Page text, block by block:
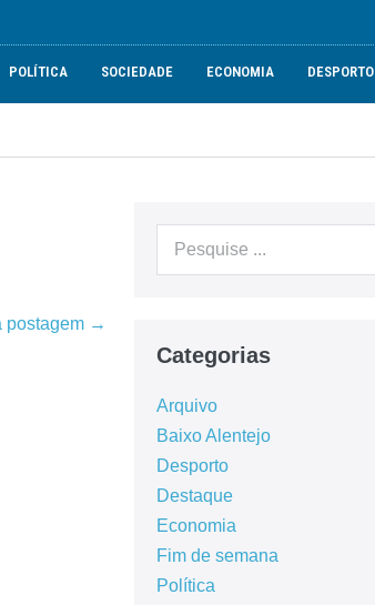
POLÍTICA SOCIEDADE ECONOMIA DESPORTO
postagem →
Categorias
Arquivo
Baixo Alentejo
Desporto
Destaque
Economia
Fim de semana
Política